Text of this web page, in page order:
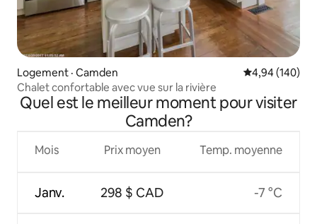
Logement · Camden Note
4,94 (140)
Chalet confortable avec vue sur la rivière
Quel est le meilleur moment pour visiter
Camden?
Mois
Janv.
Prix moyen
298 $ CAD
Temp. moyenne
-7 °C